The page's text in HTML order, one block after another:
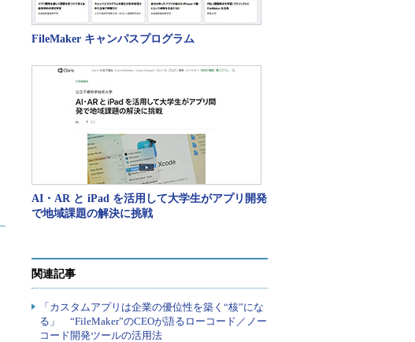
FileMaker キャンパスプログラム
AI・AR と iPad を活用して大学生がアプリ開発
で地域課題の解決に挑戦
関連記事
「カスタムアプリは企業の優位性を築く“核”にな
る」 “FileMaker”のCEOが語るローコード／ノー
コード開発ツールの活用法